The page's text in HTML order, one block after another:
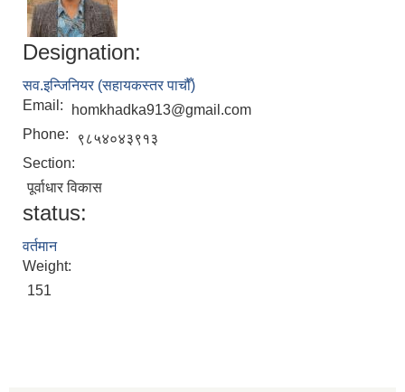
Designation:
सव.इन्जिनियर (सहायकस्तर पाचौँ)
Email:
homkhadka913@gmail.com
Phone:
९८५४०४३९१३
Section:
पूर्वाधार विकास
status:
वर्तमान
Weight:
151